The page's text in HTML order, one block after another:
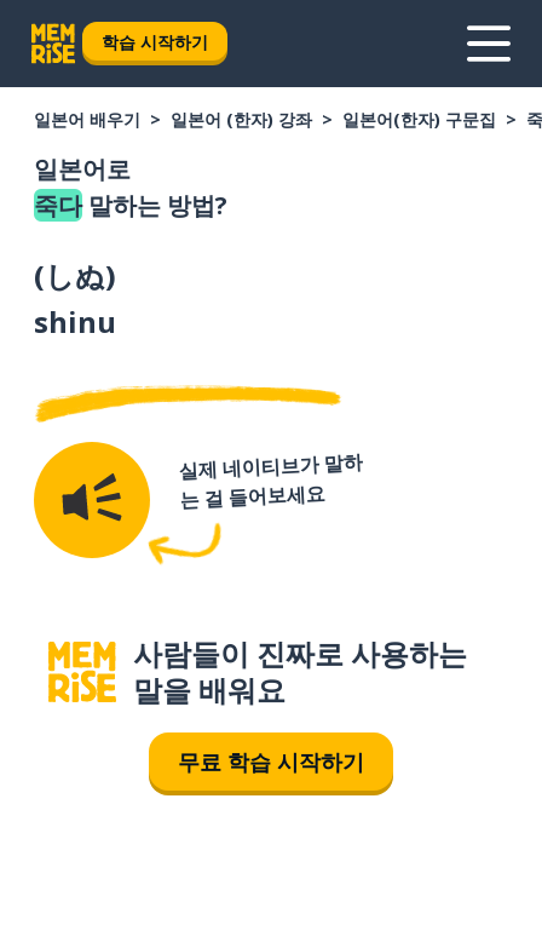
학습 시작하기
일본어 배우기 일본어 (한자) 강좌 일본어(한자) 구문집
일본어로
죽다말하는 방법?
(しぬ)
shinu
실제 네이티브가 말하
는 걸 들어보세요
사람들이 진짜로 사용하는
말을 배워요
무료 학습 시작하기